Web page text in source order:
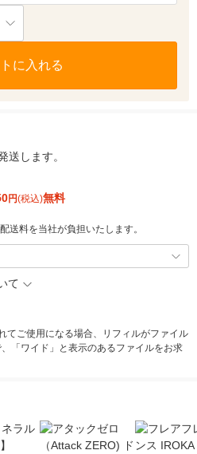
に入れる
送します。
円(税込)無料
送料を当社が負担いたします。
て
てご使用になる場合、リフィルがファイル
「ワイド」と表示のあるファイルをお求